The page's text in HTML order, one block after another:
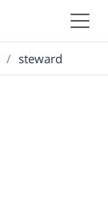
/ steward